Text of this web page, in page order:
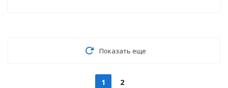
Показать еще
1 2